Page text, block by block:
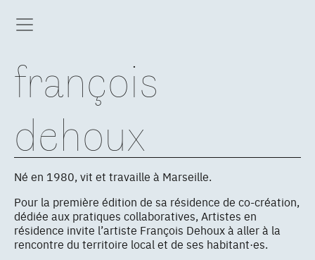
françois
dehoux
Né en 1980, vit et travaille à Marseille.
Pour la première édition de sa résidence de co-création,
dédiée aux pratiques collaboratives, Artistes en
résidence invite l’artiste François Dehoux à aller à la
rencontre du territoire local et de ses habitant·es.